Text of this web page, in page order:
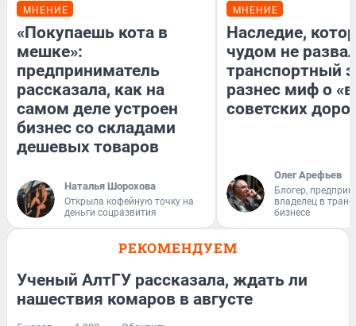
МНЕНИЕ
«Покупаешь кота в
мешке»:
предприниматель
рассказала, как на
самом деле устроен
бизнес со складами
дешевых товаров
Наталья Шорохова
Открыла кофейную точку на
деньги соцразвития
МНЕНИЕ
Наследие,
чудом не
транспортный
разнес миф о
советских
Олег Арефьев
Блогер,
владелец в
бизнесе
РЕКОМЕНДУЕМ
Ученый АлтГУ рассказала, ждать ли
нашествия комаров в августе